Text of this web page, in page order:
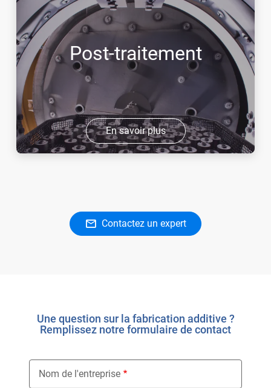
Post-traitement
En savoir plus
Contactez un expert
Une question sur la fabrication additive ?
Remplissez notre formulaire de contact
Nom de l'entreprise